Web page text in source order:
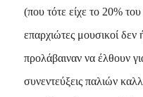
(που τότε είχε το 20%
επαρχιώτες μουσικοί δεν
προλάβαιναν να έλθουν
συνεντεύξεις παλιών